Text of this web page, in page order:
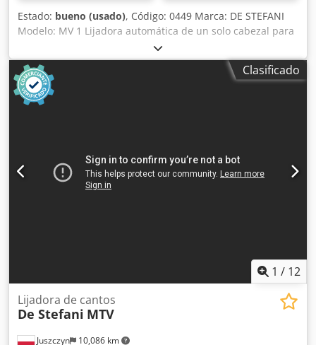
Estado: bueno (usado), Código: 0449 Marca: DE STEFANI
Modelo: MV 1 Lijadora automática de un solo cabezal para
cantos y perfiles de madera, madera maciza, madera
chapada y otros materiales. Crjdpszmyp Aofx Ak Aef
Lijadora para perfiles y rebajes con plato intercambiable,
inclinable de -15° a +90° Motor de 2 velocidades, rpm
710/1420 – Cv 1,3 – 2,5 Altura de trabajo mm 100
x 1600 x 1350 h Peso kg 950
Clasificado
1 / 12
Juszczyn 10,086 km
Lijadora de cantos
De Stefani MTV